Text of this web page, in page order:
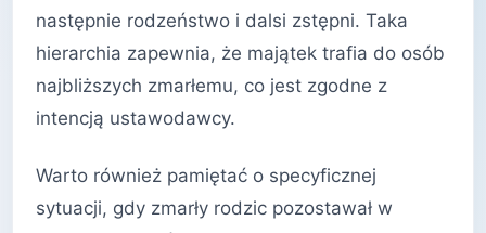
następnie rodzeństwo i dalsi zstępni. Taka
hierarchia zapewnia, że majątek trafia do osób
najbliższych zmarłemu, co jest zgodne z
intencją ustawodawcy.
Warto również pamiętać o specyficznej
sytuacji, gdy zmarły rodzic pozostawał w